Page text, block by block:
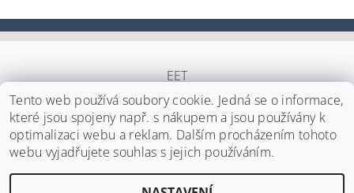
EET
2026 ©Japa Foods s.r.o. , všechna práva vyhrazenaUpravit nastavení cookies
Vytvořil Shoptet
Tento web používá soubory cookie. Jedná se o informace,
které jsou spojeny např. s nákupem a jsou používány k
optimalizaci webu a reklam. Dalším procházením tohoto
webu vyjadřujete souhlas s jejich používáním.